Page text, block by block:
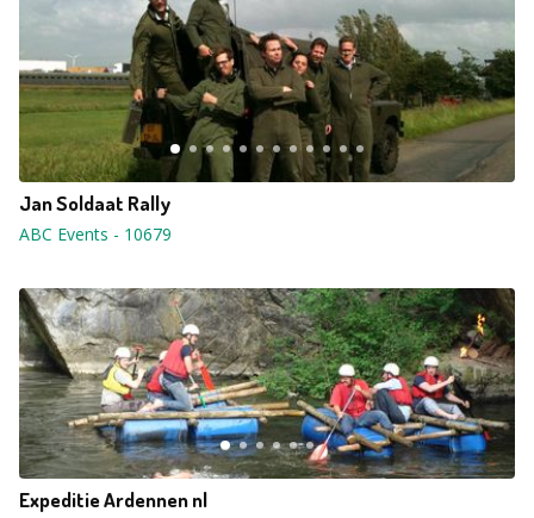
Jan Soldaat Rally
ABC Events - 10679
Expeditie Ardennen nl